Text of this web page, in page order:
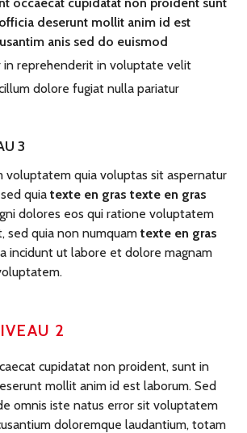
occaecat cupidatat non proident sunt
deserunt mollit anim id est
anis sed do euismod
in reprehenderit in voluptate velit
dolore fugiat nulla pariatur
3
voluptatem quia voluptas sit aspernatur
quiatexte en gras texte en gras
dolores eos qui ratione voluptatem
sed quia non numquamtexte en gras
incidunt ut labore et dolore magnam
2
cupidatat non proident, sunt in
mollit anim id est laborum. Sed
omnis iste natus error sit voluptatem
doloremque laudantium, totam